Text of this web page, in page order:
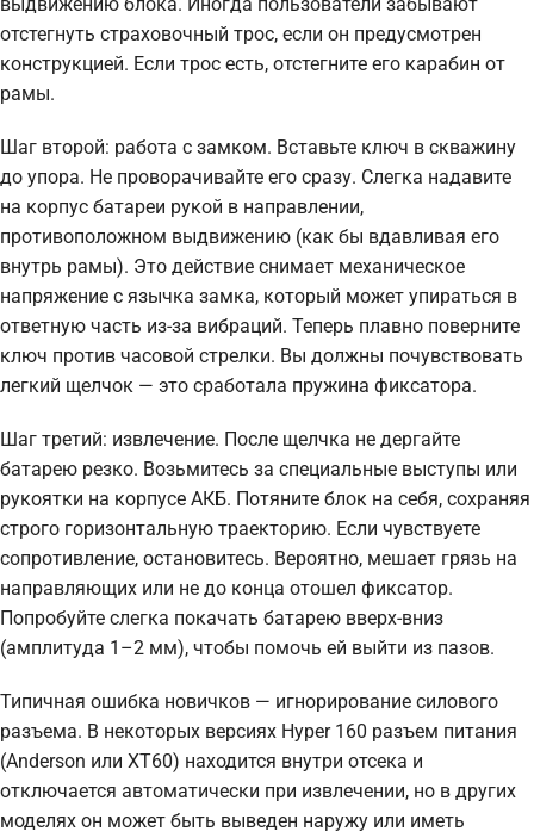
отстегнуть страховочный трос, если он предусмотрен
конструкцией. Если трос есть, отстегните его карабин от
рамы.
Шаг второй: работа с замком. Вставьте ключ в скважину
до упора. Не проворачивайте его сразу. Слегка надавите
на корпус батареи рукой в направлении,
противоположном выдвижению (как бы вдавливая его
внутрь рамы). Это действие снимает механическое
напряжение с язычка замка, который может упираться в
ответную часть из-за вибраций. Теперь плавно поверните
ключ против часовой стрелки. Вы должны почувствовать
легкий щелчок — это сработала пружина фиксатора.
Шаг третий: извлечение. После щелчка не дергайте
батарею резко. Возьмитесь за специальные выступы или
рукоятки на корпусе АКБ. Потяните блок на себя, сохраняя
строго горизонтальную траекторию. Если чувствуете
сопротивление, остановитесь. Вероятно, мешает грязь на
направляющих или не до конца отошел фиксатор.
Попробуйте слегка покачать батарею вверх-вниз
(амплитуда 1–2 мм), чтобы помочь ей выйти из пазов.
Типичная ошибка новичков — игнорирование силового
разъема. В некоторых версиях Hyper 160 разъем питания
(Anderson или XT60) находится внутри отсека и
отключается автоматически при извлечении, но в других
моделях он может быть выведен наружу или иметь